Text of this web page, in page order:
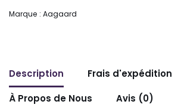
Marque : Aagaard
Description
Frais d'expédition
À Propos de Nous
Avis (0)